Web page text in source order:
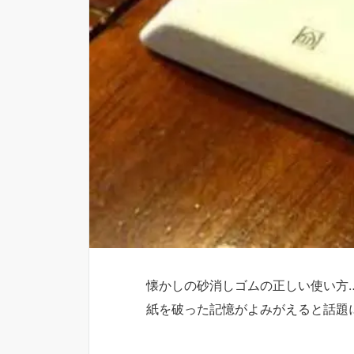
懐かしの砂消しゴムの正しい使い
紙を破った記憶がよみがえると話